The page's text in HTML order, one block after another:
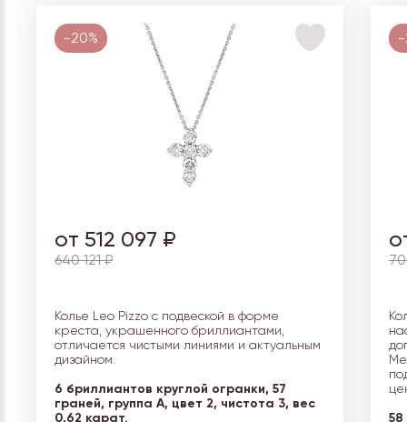
-20%
от 512 097 ₽
640 121 ₽
Колье Leo Pizzo с подвеской в форме
креста, украшенного бриллиантами,
отличается чистыми линиями и актуальным
дизайном.
6 бриллиантов круглой огранки, 57
граней, группа А, цвет 2, чистота 3, вес
0,62 карат.
-
58